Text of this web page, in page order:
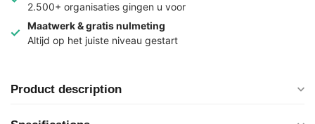
2.500+ organisaties gingen u voor
Maatwerk & gratis nulmeting
Altijd op het juiste niveau gestart
Product description